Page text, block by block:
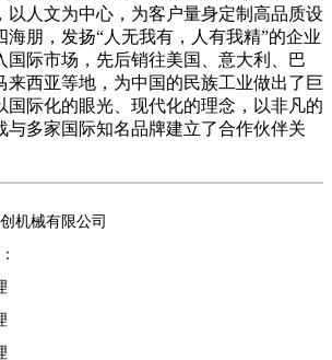
以人文为中心，为客户量身定制高品质设
海朋，发扬“人无我有，人有我精”的企业
国际市场，先后销往美国、意大利、巴
来西亚等地，为中国的民族工业做出了巨
国际化的眼光、现代化的理念，以非凡的
与多家国际知名品牌建立了合作伙伴关
机械有限公司